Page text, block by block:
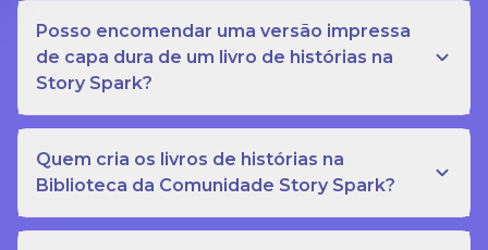
Posso encomendar uma versão impressa
de capa dura de um livro de histórias na
Story Spark?
Quem cria os livros de histórias na
Biblioteca da Comunidade Story Spark?